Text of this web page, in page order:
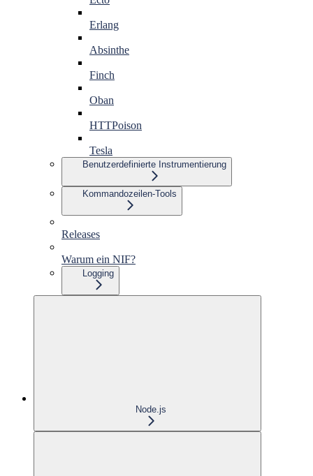
Erlang
Absinthe
Finch
Oban
HTTPoison
Tesla
Benutzerdefinierte Instrumentierung
Kommandozeilen-Tools
Releases
Warum ein NIF?
Logging
Node.js